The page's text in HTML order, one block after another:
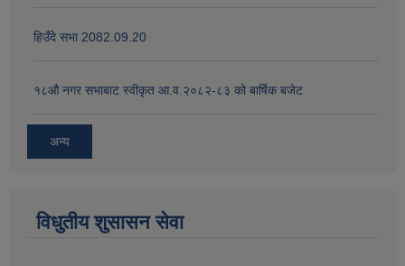
हिउँदे सभा 2082.09.20
१८‍औ नगर सभाबाट स्वीकृत आ.व.२०८२-८३ को बार्षिक बजेट
अन्य
विधुतीय शुसासन सेवा